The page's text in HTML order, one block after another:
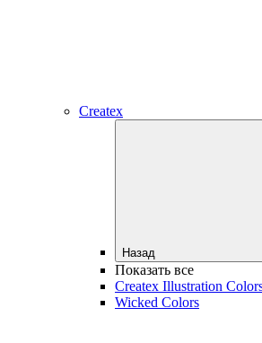
Createx
Назад
Показать все
Createx Illustration
Wicked Colors